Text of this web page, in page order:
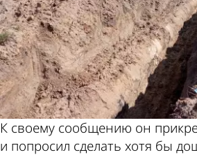
К своему сообщению он
и попросил сделать хотя бы